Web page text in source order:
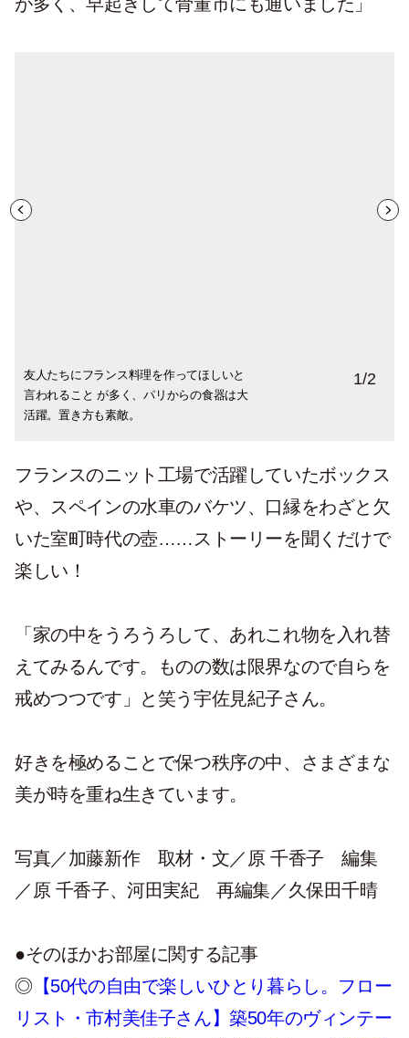
友人たちにフランス料理を作ってほしいと
言われること が多く、パリからの食器は大
活躍。置き方も素敵。
かつて、南仏でベッドの脚の下に置かれて
いたガラス製の台座。ぺーパーウエイトに
したり、ただ眺めたり。
1/2
フランスのニット工場で活躍していたボックス
や、スペインの水車のバケツ、口縁をわざと欠
いた室町時代の壺……ストーリーを聞くだけで
楽しい！
「家の中をうろうろして、あれこれ物を入れ替
えてみるんです。ものの数は限界なので自らを
戒めつつです」と笑う宇佐見紀子さん。
好きを極めることで保つ秩序の中、さまざまな
美が時を重ね生きています。
写真／加藤新作 取材・文／原 千香子 編集
／原 千香子、河田実紀 再編集／久保田千晴
●そのほかお部屋に関する記事
◎ 【50代の自由で楽しいひとり暮らし。フロー
リスト・市村美佳子さん】築50年のヴィンテー